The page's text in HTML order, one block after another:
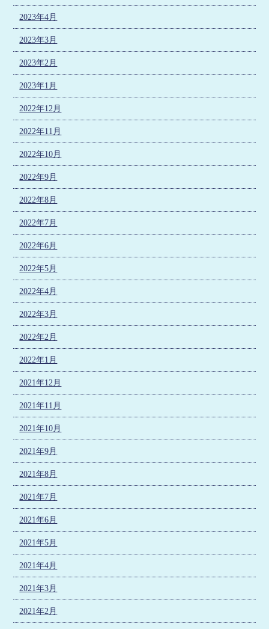
2023年4月
2023年3月
2023年2月
2023年1月
2022年12月
2022年11月
2022年10月
2022年9月
2022年8月
2022年7月
2022年6月
2022年5月
2022年4月
2022年3月
2022年2月
2022年1月
2021年12月
2021年11月
2021年10月
2021年9月
2021年8月
2021年7月
2021年6月
2021年5月
2021年4月
2021年3月
2021年2月